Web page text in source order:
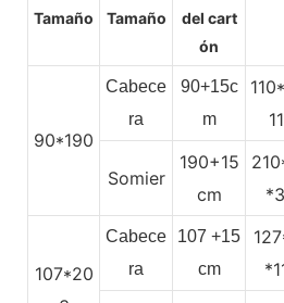
Tamaño Tamaño
del cart
ón
90*190
Cabece
ra
90+15c
m
Somier
190+15
cm
107*20
Cabece
ra
107 +15
cm